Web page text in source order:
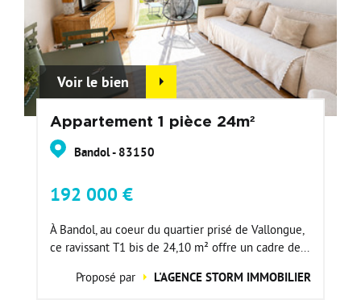
Voir le bien
Appartement 1 pièce 24m²
Bandol - 83150
192 000 €
À Bandol, au coeur du quartier prisé de Vallongue,
ce ravissant T1 bis de 24,10 m² offre un cadre de...
Proposé par
L'AGENCE STORM IMMOBILIER